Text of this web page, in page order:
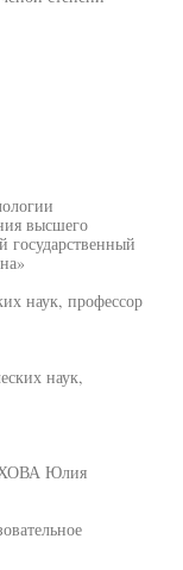
высшего
государственный
наук, профессор
наук,
Юлия